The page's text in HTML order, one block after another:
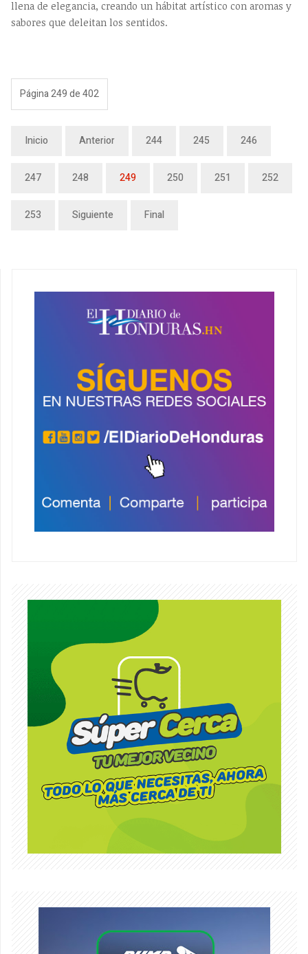
llena de elegancia, creando un hábitat artístico con aromas y
sabores que deleitan los sentidos.
Página 249 de 402
Inicio Anterior 244 245 246
247 248 249 250 251 252
253 Siguiente Final